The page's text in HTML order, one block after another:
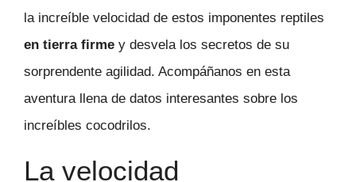
la increíble velocidad de estos imponentes reptiles
en tierra firme y desvela los secretos de su
sorprendente agilidad. Acompáñanos en esta
aventura llena de datos interesantes sobre los
increíbles cocodrilos.
La velocidad